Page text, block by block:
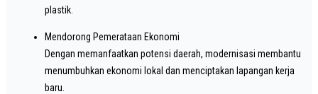
plastik.
Mendorong Pemerataan Ekonomi
Dengan memanfaatkan potensi daerah, modernisasi membantu
menumbuhkan ekonomi lokal dan menciptakan lapangan kerja
baru.